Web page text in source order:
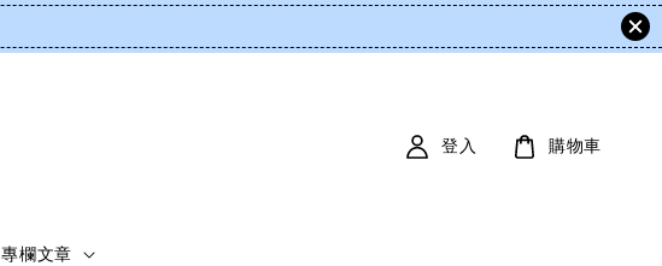
專欄文章
登入 購物車